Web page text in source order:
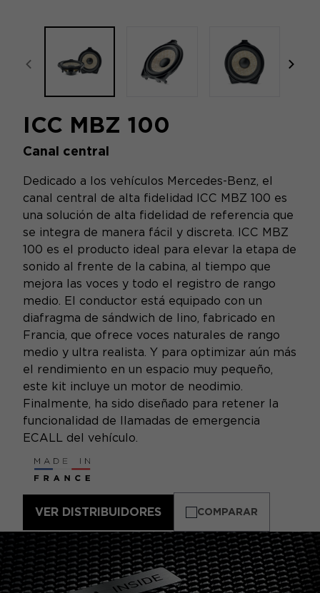
focal-naim-frontent::misc.prev_label
ICC MBZ 100
Canal central
Dedicado a los vehículos Mercedes-Benz, el
canal central de alta fidelidad ICC MBZ 100 es
una solución de alta fidelidad de referencia que
se integra de manera fácil y discreta. ICC MBZ
100 es el producto ideal para elevar la etapa de
sonido al frente de la cabina, al tiempo que
mejora las voces y todo el registro de rango
medio. El conductor está equipado con un
diafragma de sándwich de lino, fabricado en
Francia, que ofrece voces naturales de rango
medio y ultra realista. Y para optimizar aún más
el rendimiento en un espacio muy pequeño,
este kit incluye un motor de neodimio.
Finalmente, ha sido diseñado para retener la
funcionalidad de llamadas de emergencia
ECALL del vehículo.
VER DISTRIBUIDORES COMPARAR